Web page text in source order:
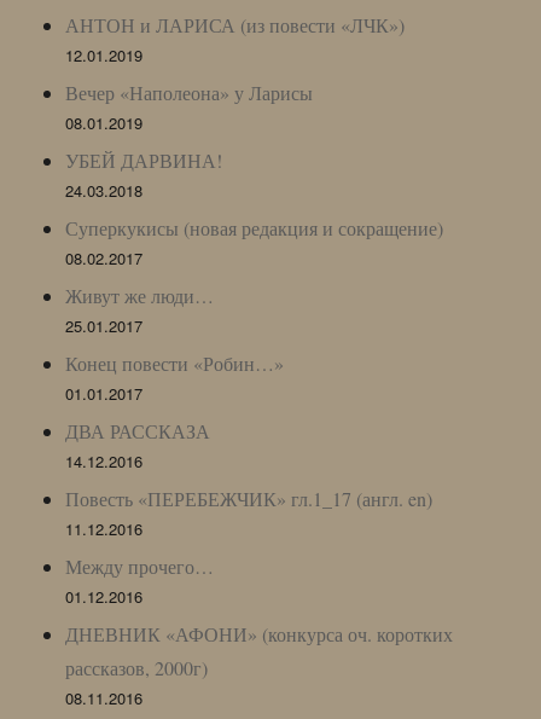
АНТОН и ЛАРИСА (из повести «ЛЧК»)
12.01.2019
Вечер «Наполеона» у Ларисы
08.01.2019
УБЕЙ ДАРВИНА!
24.03.2018
Суперкукисы (новая редакция и сокращение)
08.02.2017
Живут же люди…
25.01.2017
Конец повести «Робин…»
01.01.2017
ДВА РАССКАЗА
14.12.2016
Повесть «ПЕРЕБЕЖЧИК» гл.1_17 (англ. en)
11.12.2016
Между прочего…
01.12.2016
ДНЕВНИК «АФОНИ» (конкурса оч. коротких
рассказов, 2000г)
08.11.2016